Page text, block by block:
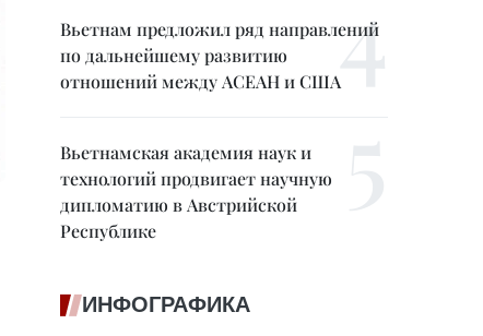
Вьетнам предложил ряд направлений
по дальнейшему развитию
отношений между АСЕАН и США
Вьетнамская академия наук и
технологий продвигает научную
дипломатию в Австрийской
Республике
ИНФОГРАФИКА